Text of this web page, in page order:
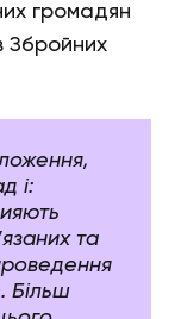
громадян
Збройних
і:
та
Більш